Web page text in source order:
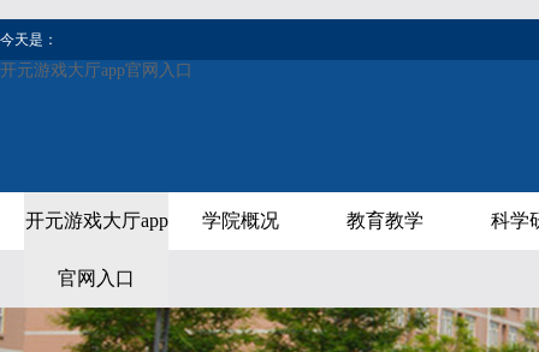
今天是：
开元游戏大厅app官网入口
开元游戏大厅app
官网入口
学院概况 教育教学 科学